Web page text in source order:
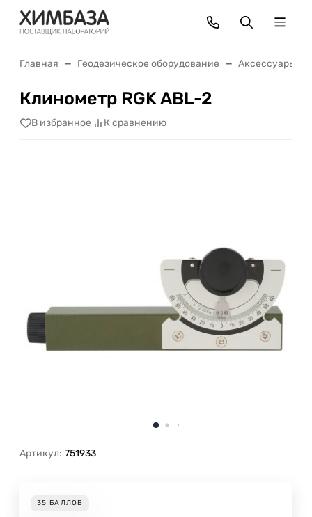
Главная Геодезическое оборудование Аксессуары
Клинометр RGK ABL-2
В избранное К сравнению
Артикул: 751933
35 БАЛЛОВ